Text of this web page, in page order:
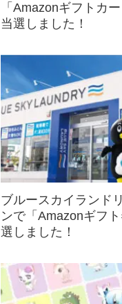
「Amazonギフトカ
当選しました！
ブルースカイランド
ンで「Amazonギフ
選しました！